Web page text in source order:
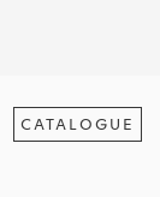
CATALOGUE